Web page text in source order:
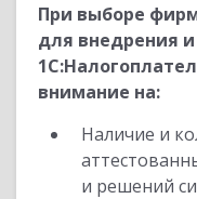
При выборе
для внедрения
внимание на:
Наличие и
и решений